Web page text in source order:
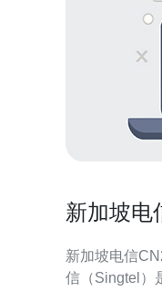
新加坡电
新加坡电信CN2
信（Singtel）